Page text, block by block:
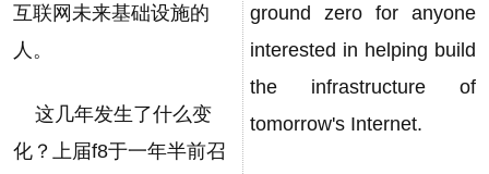
互联网未来基础设施的
人。
这几年发生了什么变
化？上届f8于一年半前召
ground zero for anyone
interested in helping build
the infrastructure of
tomorrow's Internet.